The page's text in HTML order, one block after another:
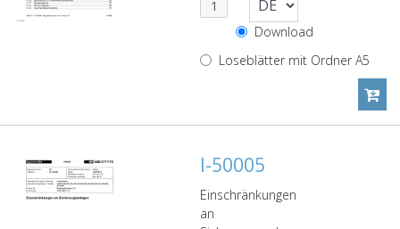
Download
Loseblätter mit Ordner A5
I-50005
Einschränkungen
an